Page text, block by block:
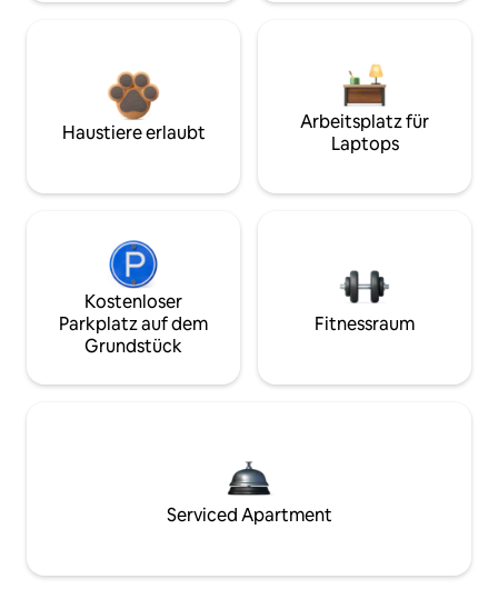
Haustiere erlaubt
Arbeitsplatz für
Laptops
Kostenloser
Parkplatz auf dem
Grundstück
Fitnessraum
Serviced Apartment